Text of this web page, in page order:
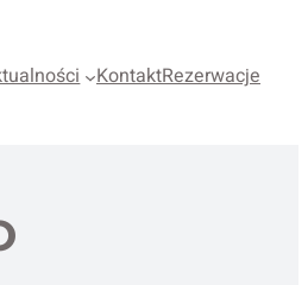
KontaktRezerwacje